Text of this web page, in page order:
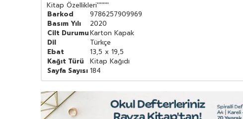
Kitap Özellikleri''''''''
Barkod
9786257909969
Basım Yılı
2020
Cilt DurumuKarton Kapak
Dil
Türkçe
Ebat
13,5 x 19,5
Kağıt Türü
Kitap Kağıdı
Sayfa Sayısı 184